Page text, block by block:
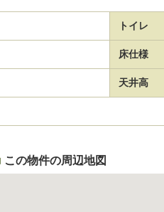
トイレ
床仕様
天井高
この物件の周辺地図